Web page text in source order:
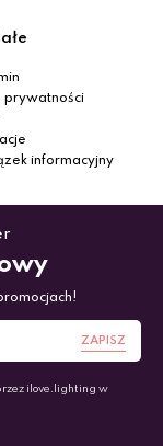
prywatności
informacyjny
ZAPISZ
ilove.lighting w